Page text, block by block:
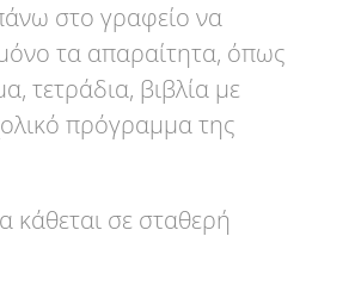
στο γραφείο να
τα απαραίτητα, όπως
τετράδια, βιβλία με
πρόγραμμα της
κάθεται σε σταθερή